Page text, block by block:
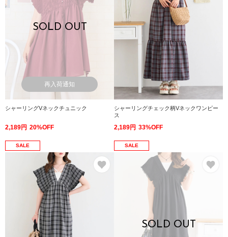
SOLD OUT
再入荷通知
シャーリングVネックチュニック
2,189円 20%OFF
シャーリングチェック柄Vネックワンピー
ス
2,189円 33%OFF
SALE SALE
SOLD OUT